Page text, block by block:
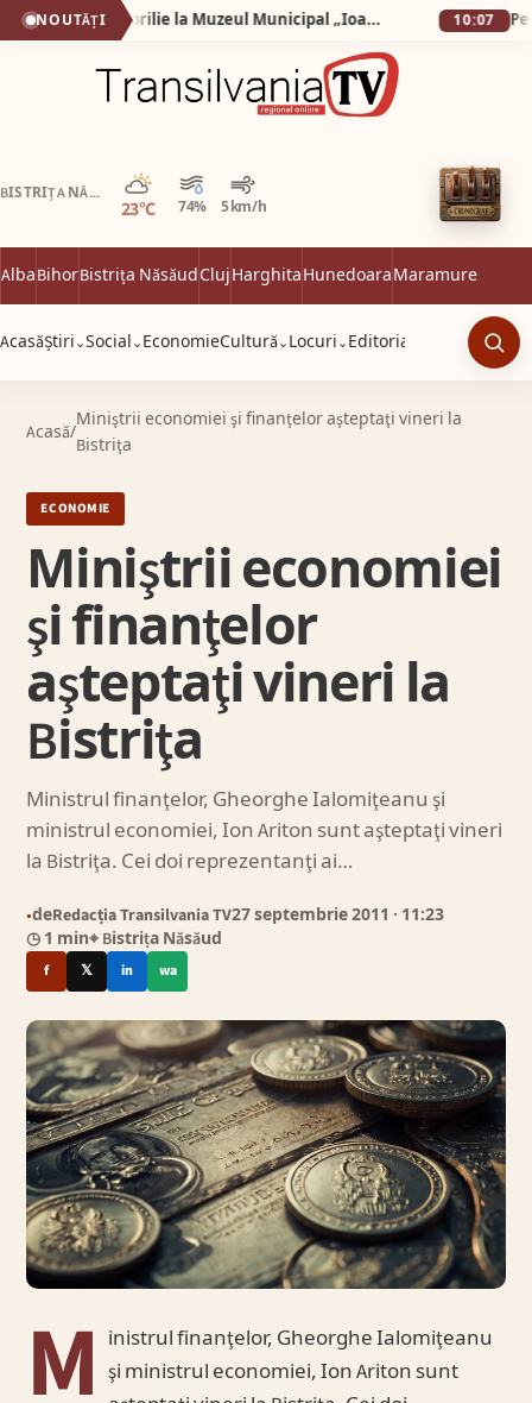
NOUTĂȚI Exponatul lunii aprilie la Muzeul Municipal „Ioan Raica” Sebeș: „Îngroparea lui Iisus Hristos”, icoană pe sticlă realizată de iconarul Florin Poenariu 10:07
BISTRIȚA NĂSĂUD
23°C 74% 5 km/h
Parțial noros
AlbaBihorBistrița NăsăudClujHarghitaHunedoaraMaramureș
AcasăȘtiri ⌄Social ⌄ EconomieCultură ⌄ Locuri ⌄ Editorial
Acasă/
Miniştrii economiei şi finanţelor aşteptaţi vineri la
Bistriţa
ECONOMIE
Miniştrii economiei
şi finanţelor
aşteptaţi vineri la
Bistriţa
Ministrul finanţelor, Gheorghe Ialomiţeanu şi
ministrul economiei, Ion Ariton sunt aşteptaţi vineri
la Bistriţa. Cei doi reprezentanţi ai…
●deRedacția Transilvania TV27 septembrie 2011 · 11:23
◷ 1 min⌖ Bistrița Năsăud
f 𝕏 in wa
M inistrul finanţelor, Gheorghe Ialomiţeanu
şi ministrul economiei, Ion Ariton sunt